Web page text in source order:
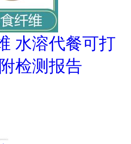
水溶代餐可打
检测报告